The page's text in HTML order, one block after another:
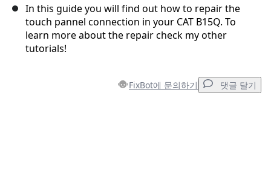
In this guide you will find out how to repair the
touch pannel connection in your CAT B15Q. To
learn more about the repair check my other
tutorials!
FixBot에 문의하기 댓글 달기